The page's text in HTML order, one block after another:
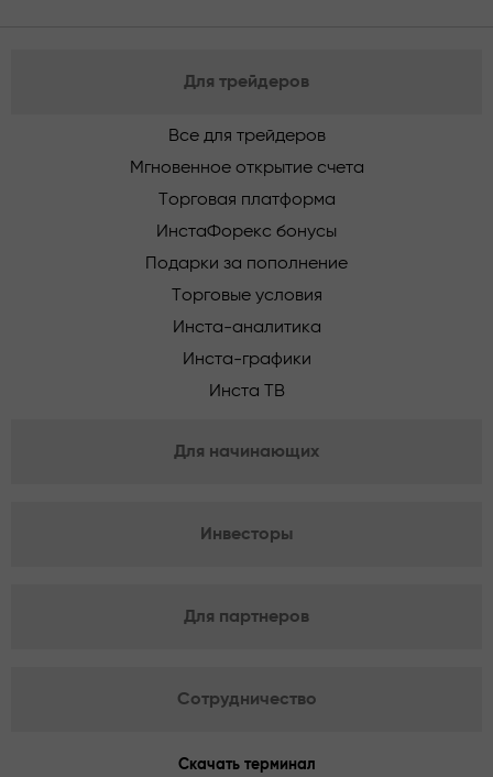
Для трейдеров
Все для трейдеров
Мгновенное открытие счета
Торговая платформа
ИнстаФорекс бонусы
Подарки за пополнение
Торговые условия
Инста-аналитика
Инста-графики
Инста ТВ
Для начинающих
Инвесторы
Для партнеров
Сотрудничество
Скачать терминал